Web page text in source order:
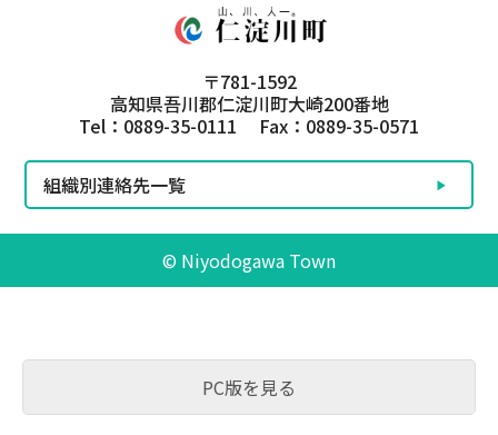
〒781-1592
高知県吾川郡仁淀川町大崎200番地
Tel：0889-35-0111 Fax：0889-35-0571
組織別連絡先一覧
© Niyodogawa Town
PC版を見る